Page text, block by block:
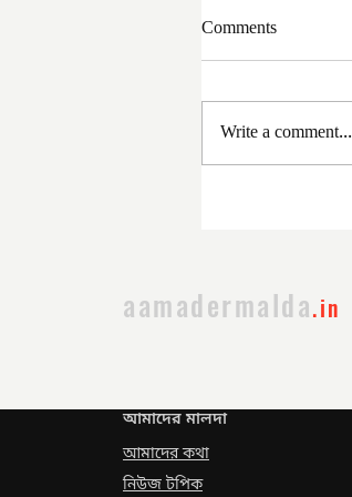
Comments
Write a comment...
aamadermalda.in
আমাদের মালদা
আমাদের কথা
নিউজ টপিক